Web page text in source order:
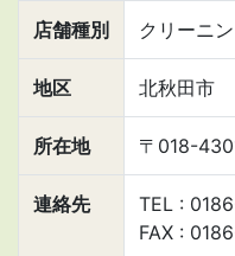
店舗種別 クリーニ
地区 北秋田市
所在地 〒018-
連絡先
TEL :
FAX :